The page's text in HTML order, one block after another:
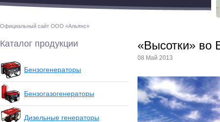
Официальный сайт ООО «Альянс»
Каталог продукции
Бензогенераторы
Бензогазогенераторы
Дизельные генераторы
«Высотки» во
08 Май 2013